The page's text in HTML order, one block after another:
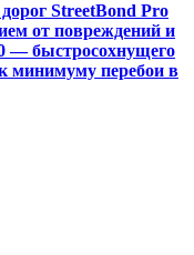
StreetBond Pro
от повреждений и
— быстросохнущего
минимуму перебои в